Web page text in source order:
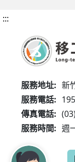
:::
服務地址: 新
服務電話:
傳真電話:
服務時間: 週